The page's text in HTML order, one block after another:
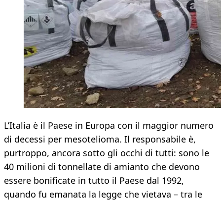
L’Italia è il Paese in Europa con il maggior numero
di decessi per mesotelioma. Il responsabile è,
purtroppo, ancora sotto gli occhi di tutti: sono le
40 milioni di tonnellate di amianto che devono
essere bonificate in tutto il Paese dal 1992,
quando fu emanata la legge che vietava – tra le